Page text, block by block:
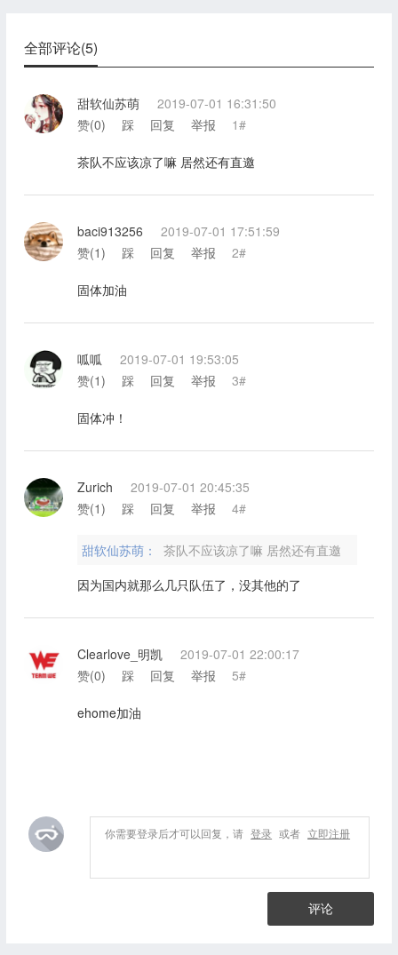
全部评论(5)
甜软仙苏萌
2019-07-01 16:31:50
赞(0) 踩 回复 举报 1#
茶队不应该凉了嘛 居然还有直邀
baci913256
2019-07-01 17:51:59
赞(1) 踩 回复 举报 2#
固体加油
呱呱
2019-07-01 19:53:05
赞(1) 踩 回复 举报 3#
固体冲！
Zurich
2019-07-01 20:45:35
赞(1) 踩 回复 举报 4#
甜软仙苏萌：
茶队不应该凉了嘛 居然还有直邀
因为国内就那么几只队伍了，没其他的了
Clearlove_明凯
2019-07-01 22:00:17
赞(0) 踩 回复 举报 5#
ehome加油
你需要登录后才可以回复，请 登录 或者 立即注册
评论